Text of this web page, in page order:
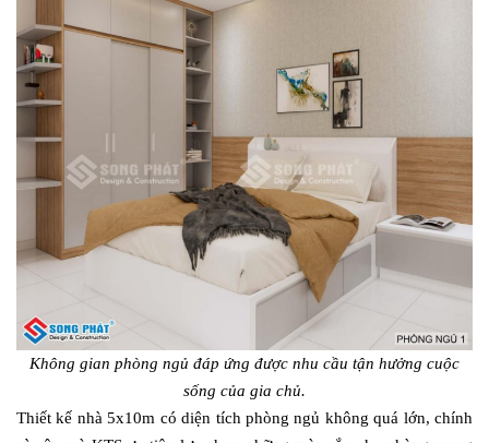
Không gian phòng ngủ đáp ứng được nhu cầu tận hưởng cuộc
sống của gia chủ.
Thiết kế nhà 5x10m có diện tích phòng ngủ không quá lớn, chính